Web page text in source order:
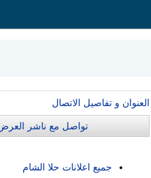
العنوان و تفاصيل الاتصال
تواصل مع ناشر
جميع اعلانات حلا الشام